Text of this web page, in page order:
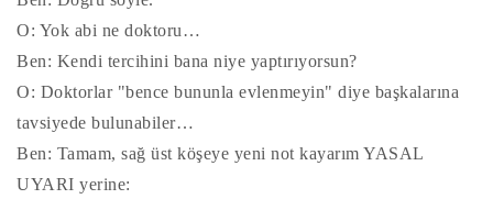
O: Yok abi ne doktoru…
Ben: Kendi tercihini bana niye yaptırıyorsun?
O: Doktorlar "bence bununla evlenmeyin" diye başkalarına
tavsiyede bulunabiler…
Ben: Tamam, sağ üst köşeye yeni not kayarım YASAL
UYARI yerine: